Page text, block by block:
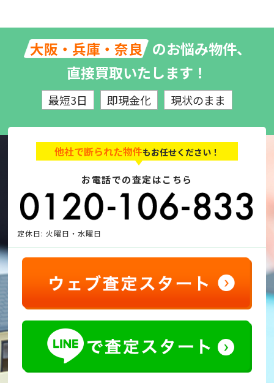
大阪・兵庫・奈良 のお悩み物件、
直接買取いたします！
最短3日 即現金化 現状のまま
他社で断られた物件もお任せください！
お電話での査定はこちら
定休日: 火曜日・水曜日